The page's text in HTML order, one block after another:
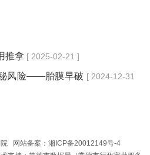
推拿 [ 2025-02-21 ]
风险——胎膜早破 [ 2024-12-31
网站备案： 湘ICP备20012149号-4